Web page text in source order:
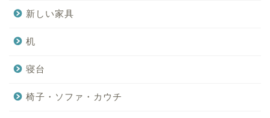
新しい家具
机
寝台
椅子・ソファ・カウチ